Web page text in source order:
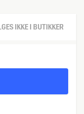
IKKE I BUTIKKER